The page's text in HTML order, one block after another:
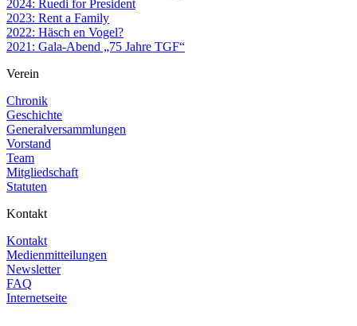
2024: Ruedi for President
2023: Rent a Family
2022: Häsch en Vogel?
2021: Gala-Abend „75 Jahre TGF“
Verein
Chronik
Geschichte
Generalversammlungen
Vorstand
Team
Mitgliedschaft
Statuten
Kontakt
Kontakt
Medienmitteilungen
Newsletter
FAQ
Internetseite